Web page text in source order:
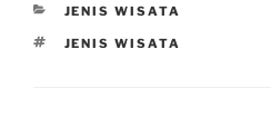
CATEGORIES
JENIS WISATA
TAGS
JENIS WISATA